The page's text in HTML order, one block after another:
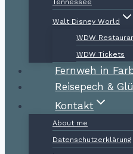
Tennessee
Walt Disney World
WDW
WDW Tickets
Fernweh in
Reisepech &
Kontakt
About me
Datenschutzerklärung